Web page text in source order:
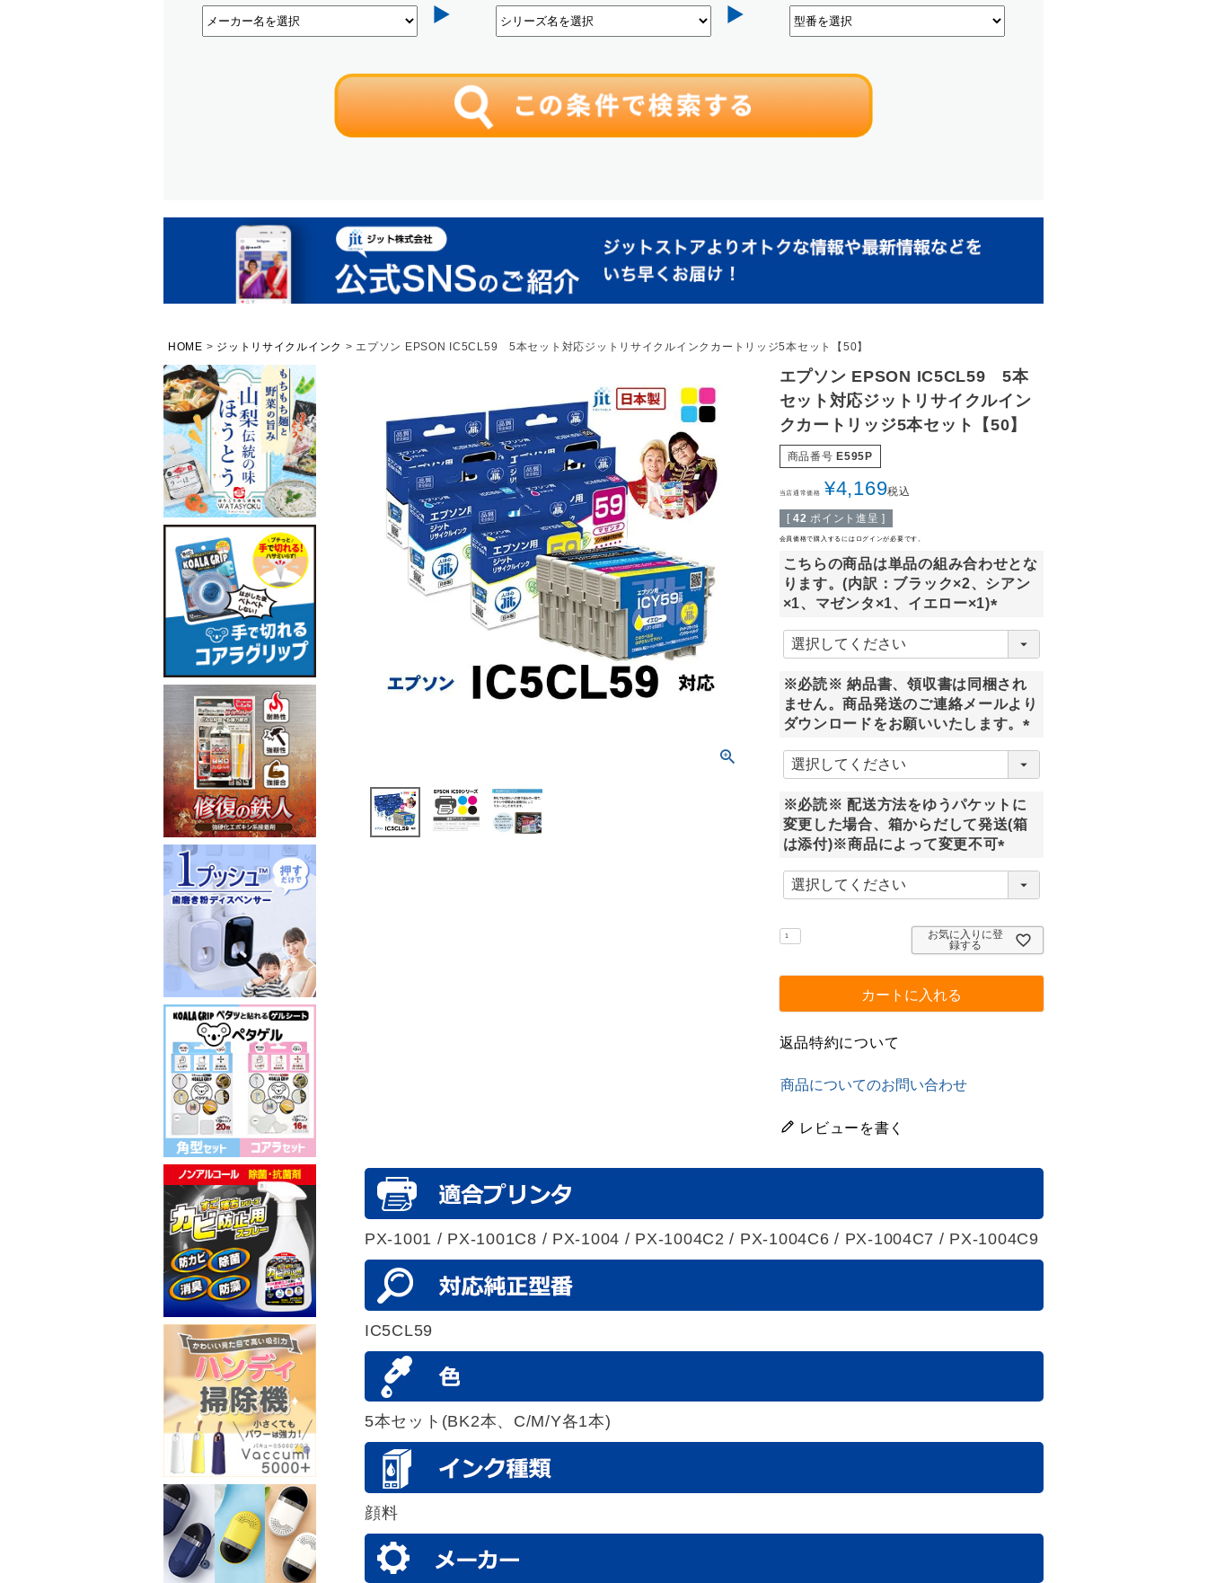
HOME ジットリサイクルインク エプソン EPSON IC5CL59 5本セット対応ジットリサイクルインクカートリッジ5本セット【50】
エプソン EPSON IC5CL59 5本
セット対応ジットリサイクルイン
クカートリッジ5本セット【50】
商品番号 E595P
当店通常価格 ¥4,169税込
[ 42 ポイント進呈 ]
会員価格で購入するにはログインが必要です。
こちらの商品は単品の組み合わせとな
ります。(内訳：ブラック×2、シアン
×1、マゼンタ×1、イエロー×1)
(
)
※必読※ 納品書、領収書は同梱され
ません。商品発送のご連絡メールより
ダウンロードをお願いいたします。
(
必
)
※必読※ 配送方法をゆうパケットに
変更した場合、箱からだして発送(箱
は添付)※商品によって変更不可
(
)
お気に入りに登
録する
カートに入れる
返品特約について
商品についてのお問い合わせ
レビューを書く
PX-1001 / PX-1001C8 / PX-1004 / PX-1004C2 / PX-1004C6 / PX-1004C7 / PX-1004C9
IC5CL59
5本セット(BK2本、C/M/Y各1本)
顔料